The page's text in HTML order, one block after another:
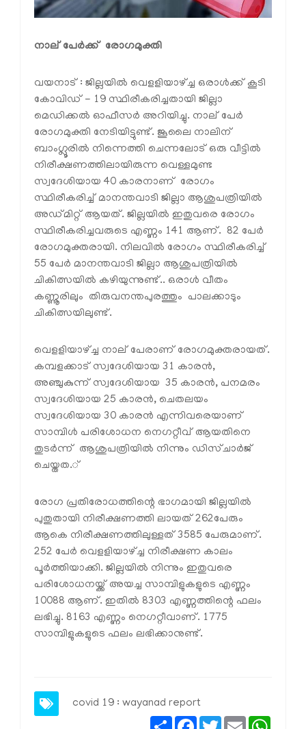
നാല് പേര്‍ക്ക് രോഗമുക്തി
വയനാട് : ജില്ലയില്‍ വെളളിയാഴ്ച്ച ഒരാള്‍ക്ക് കൂടി
കോവിഡ് - 19 സ്ഥിരീകരിച്ചതായി ജില്ലാ
മെഡിക്കല്‍ ഓഫീസര്‍ അറിയിച്ചു. നാല് പേര്‍
രോഗമുക്തി നേടിയിട്ടുണ്ട്. ജൂലൈ നാലിന്
ബാംഗ്ലൂരില്‍ നിന്നെത്തി ചെന്നലോട് ഒരു വീട്ടില്‍
നിരീക്ഷണത്തിലായിരുന്ന വെള്ളമുണ്ട
സ്വദേശിയായ 40 കാരനാണ് രോഗം
സ്ഥിരീകരിച്ച് മാനന്തവാടി ജില്ലാ ആശുപത്രിയില്‍
അഡ്മിറ്റ് ആയത്. ജില്ലയില്‍ ഇതുവരെ രോഗം
സ്ഥിരീകരിച്ചവരുടെ എണ്ണം 141 ആണ്. 82 പേര്‍
രോഗമുക്തരായി. നിലവില്‍ രോഗം സ്ഥിരീകരിച്ച്
55 പേര്‍ മാനന്തവാടി ജില്ലാ ആശുപത്രിയില്‍
ചികിത്സയില്‍ കഴിയുന്നുണ്ട്.. ഒരാള്‍ വീതം
കണ്ണൂരിലും തിരുവനന്തപുരത്തും പാലക്കാടും
ചികിത്സയിലുണ്ട്.
വെളളിയാഴ്ച്ച നാല് പേരാണ് രോഗമുക്തരായത്.
കമ്പളക്കാട് സ്വദേശിയായ 31 കാരന്‍,
അഞ്ചുകുന്ന് സ്വദേശിയായ 35 കാരന്‍, പനമരം
സ്വദേശിയായ 25 കാരന്‍, ചെതലയം
സ്വദേശിയായ 30 കാരന്‍ എന്നിവരെയാണ്
സാമ്പിള്‍ പരിശോധന നെഗറ്റീവ് ആയതിനെ
തുടര്‍ന്ന് ആശുപത്രിയില്‍ നിന്നും ഡിസ്ചാര്‍ജ്
ചെയ്തത.്
രോഗ പ്രതിരോധത്തിന്റെ ഭാഗമായി ജില്ലയില്‍
പുതുതായി നിരീക്ഷണത്തി ലായത് 262പേരും
ആകെ നിരീക്ഷണത്തിലുള്ളത് 3585 പേരുമാണ്.
252 പേര്‍ വെളളിയാഴ്ച്ച നിരീക്ഷണ കാലം
പൂര്‍ത്തിയാക്കി. ജില്ലയില്‍ നിന്നും ഇതുവരെ
പരിശോധനയ്ക്ക് അയച്ച സാമ്പിളുകളുടെ എണ്ണം
10088 ആണ്. ഇതില്‍ 8303 എണ്ണത്തിന്റെ ഫലം
ലഭിച്ചു. 8163 എണ്ണം നെഗറ്റീവാണ്. 1775
സാമ്പിളുകളുടെ ഫലം ലഭിക്കാനുണ്ട്.
covid 19 : wayanad report
ShareFacebook
TwitterEmail